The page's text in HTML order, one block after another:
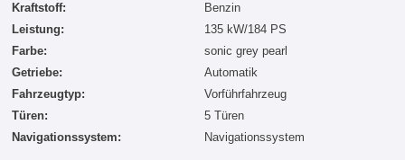
Kraftstoff:
Benzin
Leistung:
135 kW/184 PS
Farbe:
sonic grey pearl
Getriebe:
Automatik
Fahrzeugtyp:
Vorführfahrzeug
Türen:
5 Türen
Navigationssystem:
Navigationssystem